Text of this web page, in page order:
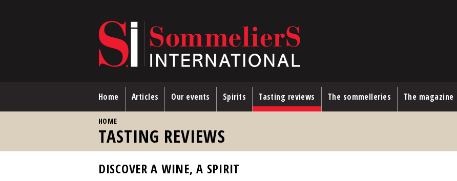
Home Articles Our events Spirits Tasting reviews The sommelleries The magazine
HOME
TASTING REVIEWS
DISCOVER A WINE, A SPIRIT